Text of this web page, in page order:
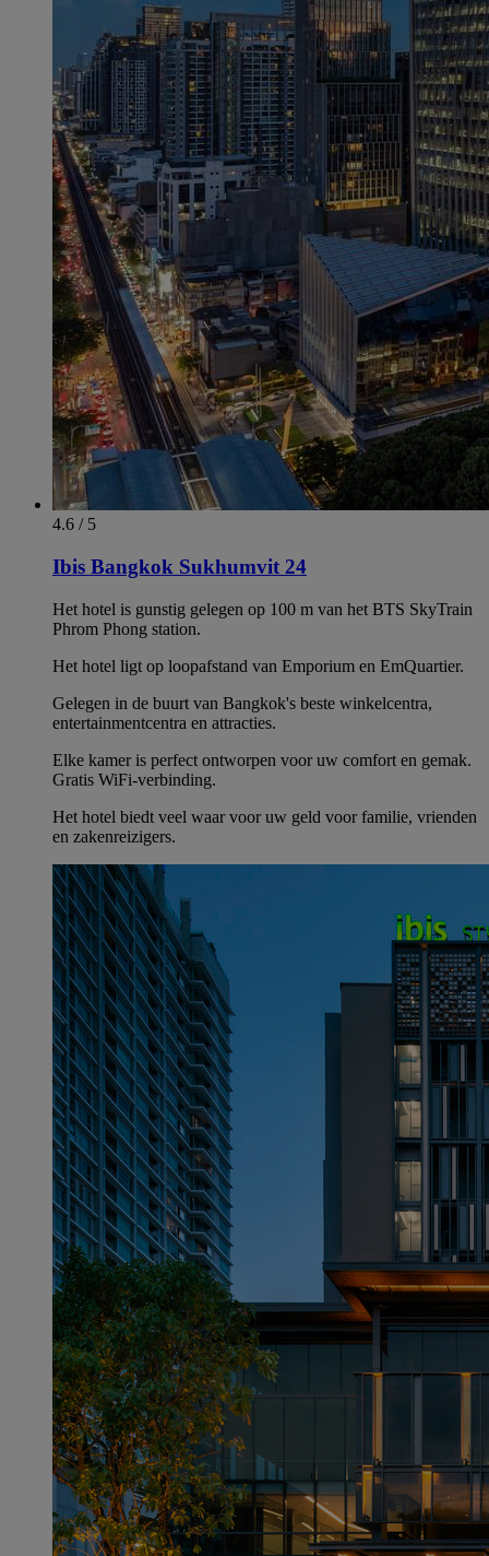
4.6 / 5
Ibis Bangkok Sukhumvit 24
Het hotel is gunstig gelegen op 100 m van het BTS SkyTrain
Phrom Phong station.
Het hotel ligt op loopafstand van Emporium en EmQuartier.
Gelegen in de buurt van Bangkok's beste winkelcentra,
entertainmentcentra en attracties.
Elke kamer is perfect ontworpen voor uw comfort en gemak.
Gratis WiFi-verbinding.
Het hotel biedt veel waar voor uw geld voor familie, vrienden
en zakenreizigers.